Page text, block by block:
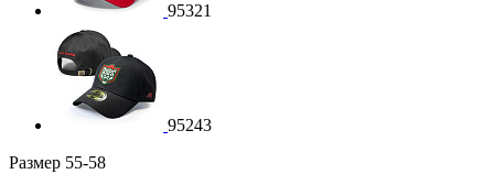
95321
95243
Размер 55-58